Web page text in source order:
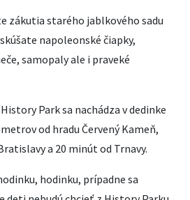
zákutia starého jablkového sadu
napoleonské čiapky,
samopaly ale i praveké
Park sa nachádza v dedinke
od hradu Červený Kameň,
a 20 minút od Trnavy.
hodinku, prípadne sa